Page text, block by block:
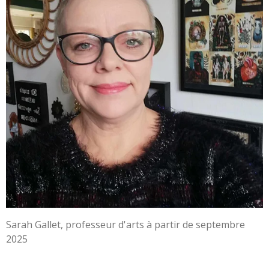
Sarah Gallet, professeur d'arts à partir de septembre
2025